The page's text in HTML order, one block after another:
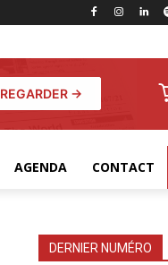
REGARDER →
AGENDA CONTACT
DERNIER NUMÉRO